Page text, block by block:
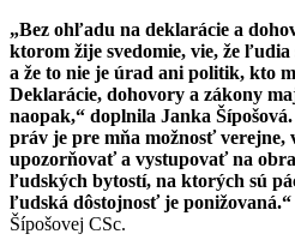
„Bez ohľadu na deklarácie a
ktorom žije svedomie, vie, že
a že to nie je úrad ani politik, kto
Deklarácie, dohovory a zákony
naopak,“ doplnila Janka
práv je pre mňa možnosť verejne,
upozorňovať a vystupovať na
ľudských bytostí, na ktorých sú
ľudská dôstojnosť je ponižovaná.“
Šípošovej CSc.